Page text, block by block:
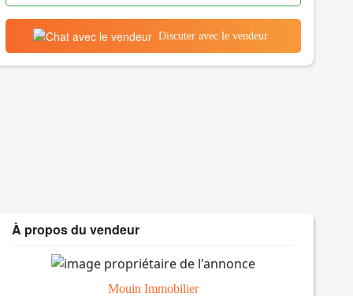
Discuter avec le vendeur
À propos du vendeur
Mouin Immobilier